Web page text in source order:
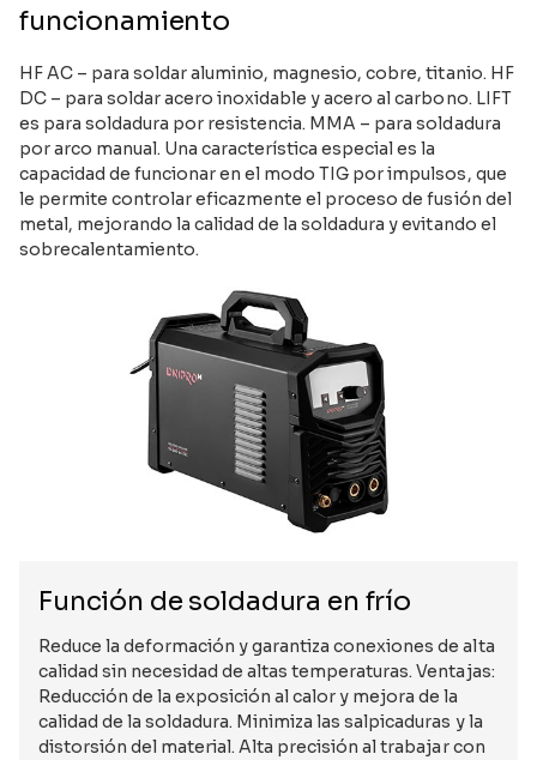
funcionamiento
HF AC – para soldar aluminio, magnesio, cobre, titanio. HF
DC – para soldar acero inoxidable y acero al carbono. LIFT
es para soldadura por resistencia. MMA – para soldadura
por arco manual. Una característica especial es la
capacidad de funcionar en el modo TIG por impulsos, que
le permite controlar eficazmente el proceso de fusión del
metal, mejorando la calidad de la soldadura y evitando el
sobrecalentamiento.
Función de soldadura en frío
Reduce la deformación y garantiza conexiones de alta
calidad sin necesidad de altas temperaturas. Ventajas:
Reducción de la exposición al calor y mejora de la
calidad de la soldadura. Minimiza las salpicaduras y la
distorsión del material. Alta precisión al trabajar con